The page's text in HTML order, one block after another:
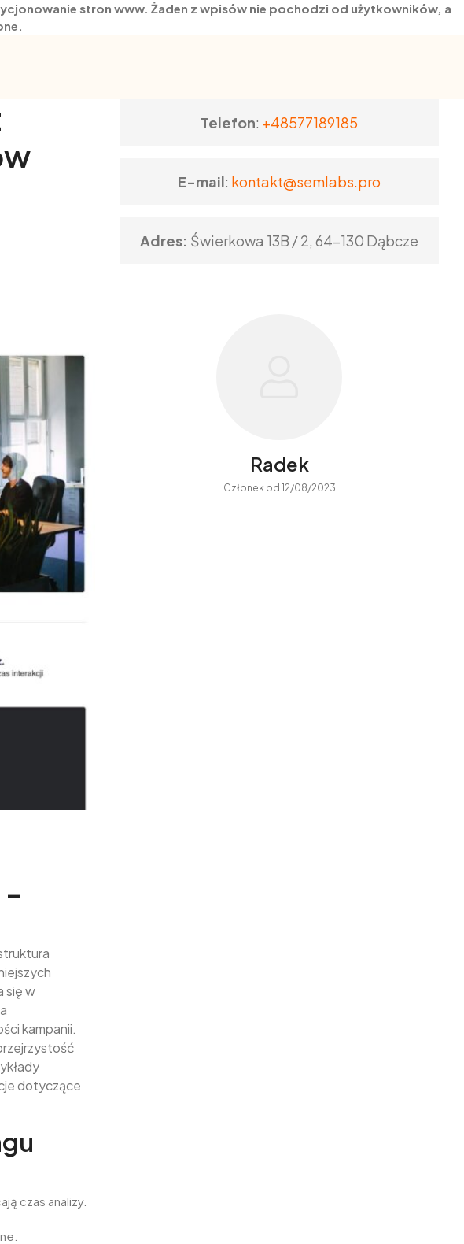
stron www. Żaden z wpisów nie pochodzi od użytkowników, a
się w
kampanii.
dotyczące
czas analizy.
Telefon: +48577189185
E-mail: kontakt@semlabs.pro
Adres: Świerkowa 13B / 2, 64-130 Dąbcze
Radek
Członek od 12/08/2023